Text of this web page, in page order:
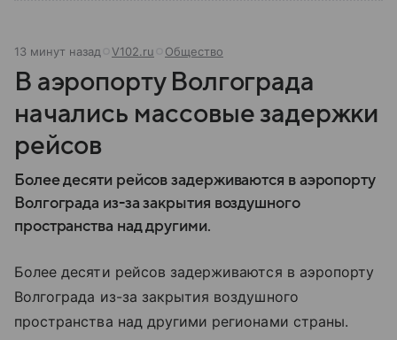
13 минут назад V102.ru Общество
В аэропорту Волгограда
начались массовые задержки
рейсов
Более десяти рейсов задерживаются в аэропорту
Волгограда из-за закрытия воздушного
пространства над другими.
Более десяти рейсов задерживаются в аэропорту
Волгограда из-за закрытия воздушного
пространства над другими регионами страны.